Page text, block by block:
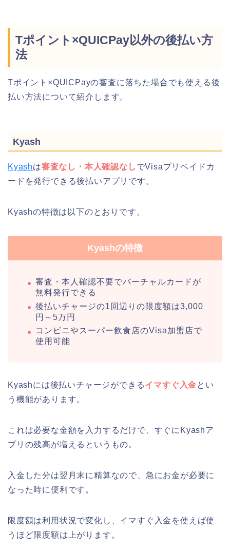
Tポイント×QUICPay以外の後払い方
法
Tポイント×QUICPayの審査に落ちた場合でも使える後
払い方法について紹介します。
Kyash
Kyashは審査なし・本人確認なし でVisaプリペイドカ
ードを発行できる後払いアプリです。
Kyashの特徴は以下のとおりです。
Kyashの特徴
審査・本人確認不要でバーチャルカードが
無料発行できる
後払いチャージの1回辺りの限度額は3,000
円～5万円
コンビニやスーパー飲食店のVisa加盟店で
使用可能
Kyashには後払いチャージができるイマすぐ入金とい
う機能があります。
これは必要な金額を入力するだけで、すぐにKyashア
プリの残高が増えるというもの。
入金した分は翌月末に精算なので、急にお金が必要に
なった時に便利です。
限度額は利用状況で変化し、イマすぐ入金を使えば使
うほど限度額は上がります。